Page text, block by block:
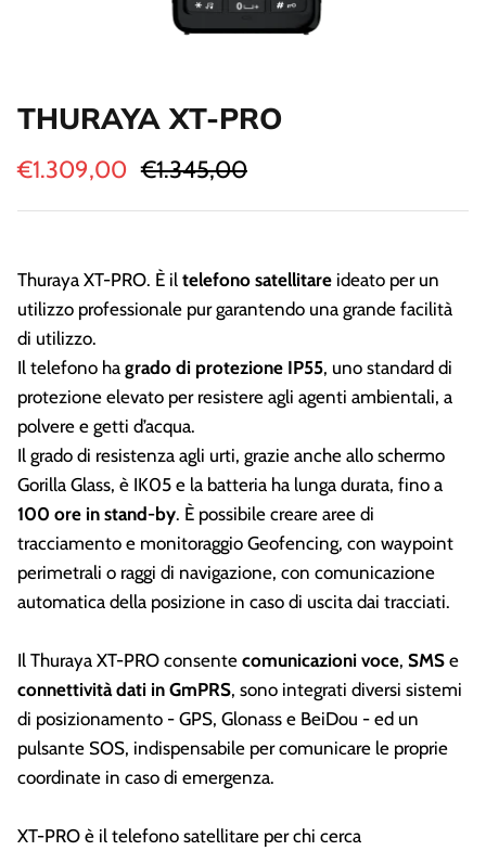
Strumenti Controllo Motore
THURAYA XT-PRO
€1.309,00 €1.345,00
Thuraya XT-PRO. È il telefono satellitare ideato per un
utilizzo professionale pur garantendo una grande facilità
di utilizzo.
Il telefono ha grado di protezione IP55, uno standard di
protezione elevato per resistere agli agenti ambientali, a
polvere e getti d’acqua.
Il grado di resistenza agli urti, grazie anche allo schermo
Gorilla Glass, è IK05 e la batteria ha lunga durata, fino a
100 ore in stand-by. È possibile creare aree di
tracciamento e monitoraggio Geofencing, con waypoint
perimetrali o raggi di navigazione, con comunicazione
automatica della posizione in caso di uscita dai tracciati.
Il Thuraya XT-PRO consente comunicazioni voce, SMS e
connettività dati in GmPRS, sono integrati diversi sistemi
di posizionamento - GPS, Glonass e BeiDou - ed un
pulsante SOS, indispensabile per comunicare le proprie
coordinate in caso di emergenza.
XT-PRO è il telefono satellitare per chi cerca